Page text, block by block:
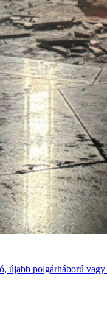
újabb polgárháború